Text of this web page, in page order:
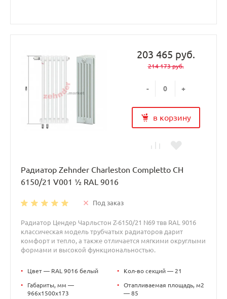
203 465 руб.
214 173 руб.
- +
в корзину
Радиатор Zehnder Charleston Completto CH
6150/21 V001 ½ RAL 9016
Под заказ
Радиатор Цендер Чарльстон Z-6150/21 N69 твв RAL 9016
классическая модель трубчатых радиаторов дарит
комфорт и тепло, а также отличается мягкими округлыми
формами и высокой функциональностью.
• Цвет — RAL 9016 белый
•
Габариты, мм —
966x1500x173
• Кол-во секций — 21
•
Отапливаемая площадь, м2
— 85